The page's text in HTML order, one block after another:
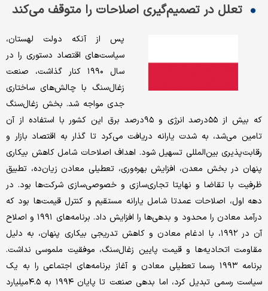
تعلل در تصمیم‌گیری اصلاحات را متوقف می‌کند
پس از آنکه دولت لهستان،
سیاست‌های اقتصاد دستوری را در
سال ۱۹۹۰ کنار گذاشت، صنعت
زغال‌سنگ با چالش‌های ساختاری
جدی مواجه شد. بخش زغال‌سنگ
که بیش از ۵۵‌درصد انرژی و ۹۵‌درصد برق این کشور با استفاده از آن
تامین می‌شد، به شدت یارانه دریافت می‌کرد تا گذار به اقتصاد بازار و
رقابت‌پذیری بین‌المللی تسهیل شود. اهداف اصلاحات شامل کاهش بیکاری
پنهان در بخش معدن، افزایش بهره‌وری، تعطیلی معادن زیان‌ده، تطبیق
ظرفیت با تقاضا و نهایتا تجاری‌سازی و خصوصی‌سازی شرکت‌ها بود. در
دهه اول، اصلاحات عمدتا شامل یارانه مستقیم و کنترل قیمت‌ها بود که
درآمد معادن را محدود و بدهی‌ها را افزایش داد. برنامه‌های ۱۹۹۱ و اصلاح
آن در ۱۹۹۲، با ادغام معادن و کاهش تدریجی بیکاری پنهان، به دلیل
مقاومت اتحادیه‌ها و قیمت پایین زغال‌سنگ، موفقیت ملموسی نداشت.
برنامه ۱۹۹۳ رسما تعطیلی معادن و آغاز برنامه‌های اجتماعی را به یک
سیاست رسمی تبدیل کرد، اما بدهی صنعت تا پایان ۱۹۹۴ به ۴.۵‌میلیارد